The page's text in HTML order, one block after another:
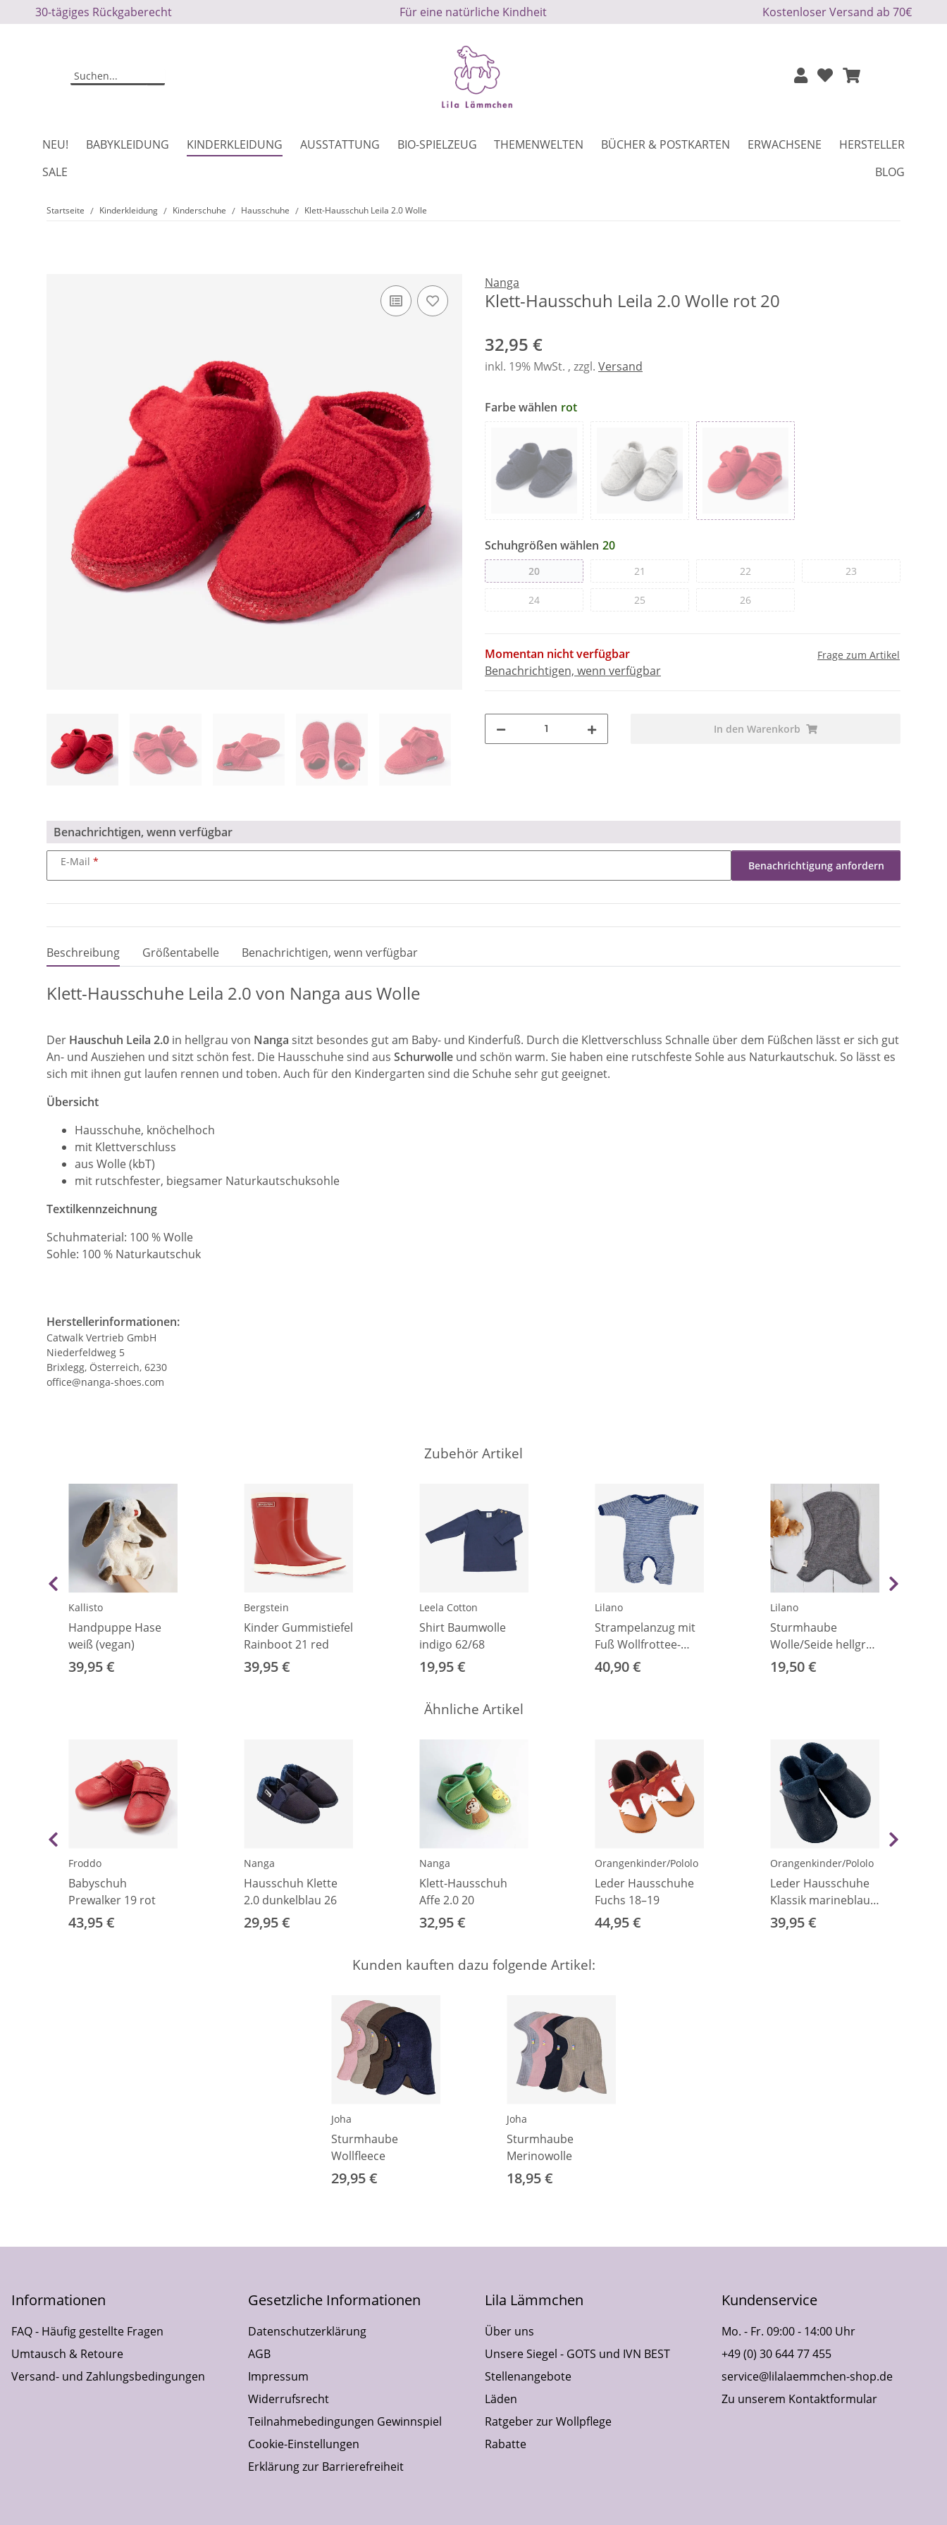
30-tägiges Rückgaberecht Für eine natürliche Kindheit Kostenloser Versand ab 70€
NEU! BABYKLEIDUNG KINDERKLEIDUNG AUSSTATTUNG BIO-SPIELZEUG THEMENWELTEN BÜCHER & POSTKARTEN ERWACHSENE
HERSTELLER
SALE
BLOG
Startseite Kinderkleidung Kinderschuhe Hausschuhe Klett-Hausschuh Leila 2.0 Wolle
Nanga
Klett-Hausschuh Leila 2.0 Wolle rot 20
32,95 €
inkl. 19% MwSt. , zzgl. Versand
Farbe wählen rot
Schuhgrößen wählen 20
20 21 22 23
24 25 26
Momentan nicht verfügbar
Benachrichtigen, wenn verfügbar
Frage zum Artikel
In den Warenkorb
Benachrichtigen, wenn verfügbar
E-Mail Benachrichtigung anfordern
Beschreibung Größentabelle Benachrichtigen, wenn verfügbar
Klett-Hausschuhe Leila 2.0 von Nanga aus Wolle
Der Hauschuh Leila 2.0 in hellgrau von Nanga sitzt besondes gut am Baby- und Kinderfuß. Durch die Klettverschluss Schnalle über dem Füßchen lässt er sich gut
An- und Ausziehen und sitzt schön fest. Die Hausschuhe sind aus Schurwolle und schön warm. Sie haben eine rutschfeste Sohle aus Naturkautschuk. So lässt es
sich mit ihnen gut laufen rennen und toben. Auch für den Kindergarten sind die Schuhe sehr gut geeignet.
Übersicht
Hausschuhe, knöchelhoch
mit Klettverschluss
aus Wolle (kbT)
mit rutschfester, biegsamer Naturkautschuksohle
Textilkennzeichnung
Schuhmaterial: 100 % Wolle
Sohle: 100 % Naturkautschuk
Herstellerinformationen:
Catwalk Vertrieb GmbH
Niederfeldweg 5
Brixlegg, Österreich, 6230
office@nanga-shoes.com
Zubehör Artikel
Kallisto
Handpuppe Hase
weiß (vegan)
39,95 €
Bergstein
Kinder Gummistiefel
Rainboot 21 red
39,95 €
Leela Cotton
Shirt Baumwolle
indigo 62/68
19,95 €
Lilano
Strampelanzug mit
Fuß Wollfrottee-
Plüsch Ringel
marine 50
40,90 €
Lilano
Sturmhaube
Wolle/Seide hellgrau
62/68
19,50 €
Ähnliche Artikel
Froddo
Babyschuh
Prewalker 19 rot
43,95 €
Nanga
Hausschuh Klette
2.0 dunkelblau 26
29,95 €
Nanga
Klett-Hausschuh
Affe 2.0 20
32,95 €
Orangenkinder/Pololo
Leder Hausschuhe
Fuchs 18–19
44,95 €
Orangenkinder/Pololo
Leder Hausschuhe
Klassik marineblau
18–19
39,95 €
Kunden kauften dazu folgende Artikel:
Joha
Sturmhaube
Wollfleece
29,95 €
Joha
Sturmhaube
Merinowolle
18,95 €
Informationen
FAQ - Häufig gestellte Fragen
Umtausch & Retoure
Versand- und Zahlungsbedingungen
Gesetzliche Informationen
Datenschutzerklärung
AGB
Impressum
Widerrufsrecht
Teilnahmebedingungen Gewinnspiel
Cookie-Einstellungen
Erklärung zur Barrierefreiheit
Lila Lämmchen
Über uns
Unsere Siegel - GOTS und IVN BEST
Stellenangebote
Läden
Ratgeber zur Wollpflege
Rabatte
Kundenservice
Mo. - Fr. 09:00 - 14:00 Uhr
+49 (0) 30 644 77 455
service@lilalaemmchen-shop.de
Zu unserem Kontaktformular